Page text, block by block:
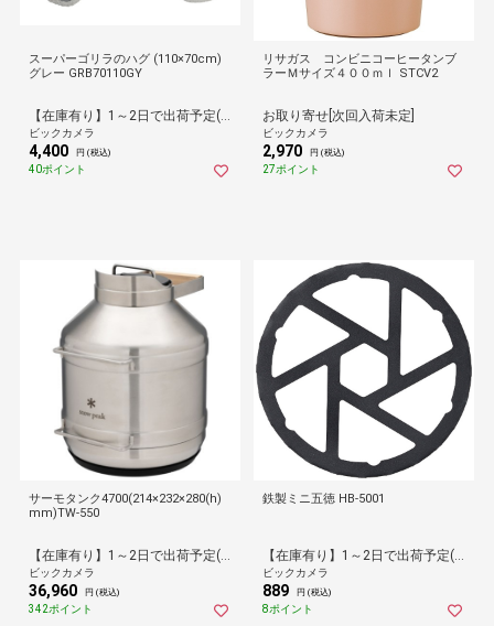
スーパーゴリラのハグ (110×70cm)
グレー GRB70110GY
【在庫有り】1～2日で出荷予定(日付指定可)
ビックカメラ
4,400 円 (税込)
40ポイント
リサガス コンビニコーヒータンブ
ラーＭサイズ４００ｍｌ STCV2
お取り寄せ[次回入荷未定]
ビックカメラ
2,970 円 (税込)
27ポイント
サーモタンク4700(214×232×280(h)
mm)TW-550
【在庫有り】1～2日で出荷予定(日付指定可)
ビックカメラ
36,960 円 (税込)
342ポイント
鉄製ミニ五徳 HB-5001
【在庫有り】1～2日で出荷予定(日付指定可)
ビックカメラ
889 円 (税込)
8ポイント